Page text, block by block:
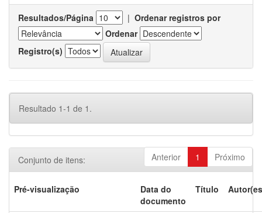
Resultados/Página | Ordenar registros por
Ordenar
Registro(s)
Resultado 1-1 de 1.
Anterior 1 Próximo
Conjunto de itens:
Pré-visualização
Data do
documento
Título